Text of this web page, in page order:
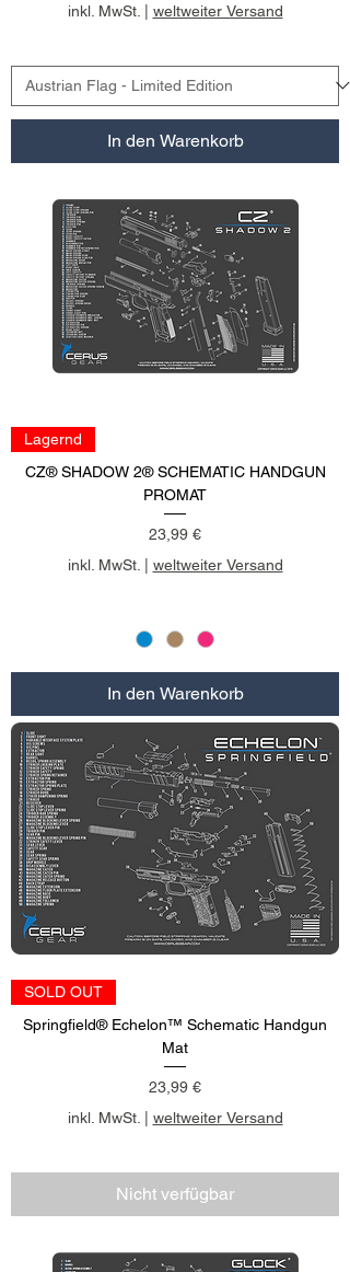
inkl. MwSt.
weltweiter Versand
In den Warenkorb
Lagernd
CZ® SHADOW 2® SCHEMATIC HANDGUN
PROMAT
Preis
23,99 €
inkl. MwSt.
weltweiter Versand
In den Warenkorb
SOLD OUT
Springfield® Echelon™ Schematic Handgun
Mat
Preis
23,99 €
inkl. MwSt.
weltweiter Versand
Nicht verfügbar